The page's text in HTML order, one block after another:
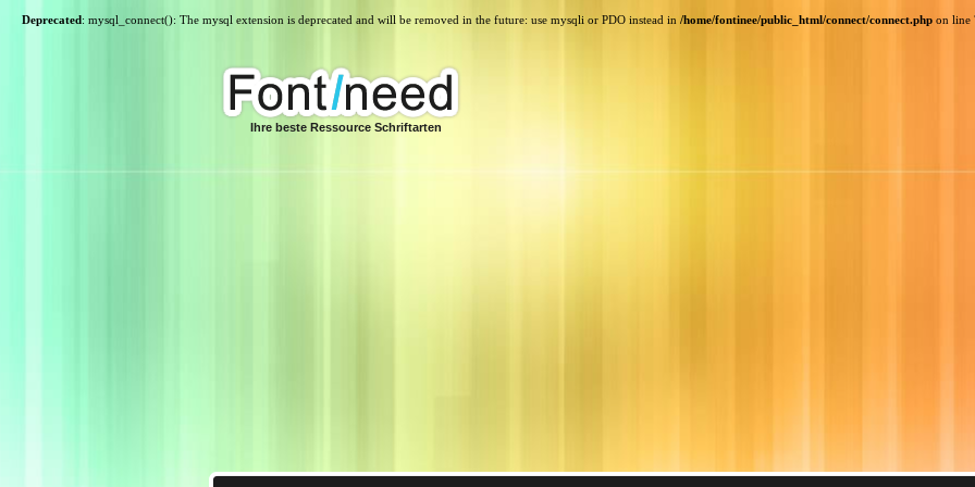
Deprecated: mysql_connect(): The mysql extension is deprecated and will be removed in the future: use mysqli or PDO instead in /home/fontinee/public_html/connect/connect.php on line
Ihre beste Ressource Schriftarten